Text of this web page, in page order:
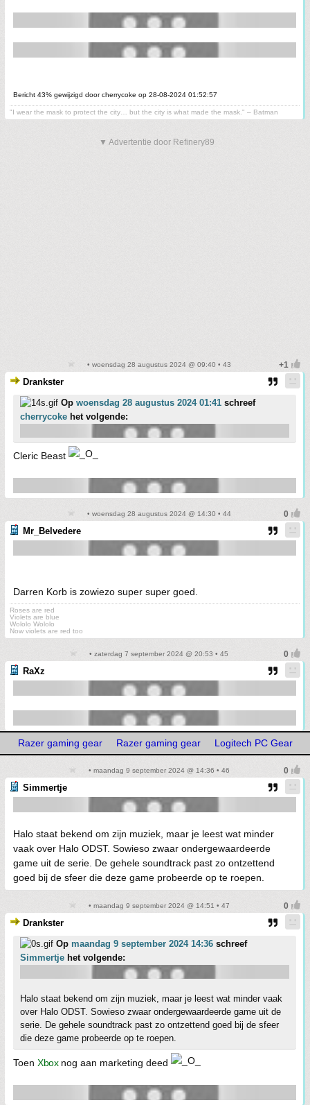
Bericht 43% gewijzigd door cherrycoke op 28-08-2024 01:52:57
"I wear the mask to protect the city… but the city is what made the mask." – Batman
▼ Advertentie door Refinery89
• woensdag 28 augustus 2024 @ 09:40 • 43
Drankster
Op woensdag 28 augustus 2024 01:41 schreef
cherrycoke het volgende:
Cleric Beast
• woensdag 28 augustus 2024 @ 14:30 • 44
Mr_Belvedere
Darren Korb is zowiezo super super goed.
Roses are red
Violets are blue
Wololo Wololo
Now violets are red too
• zaterdag 7 september 2024 @ 20:53 • 45
RaXz
Razer gaming gear Razer gaming gear Logitech PC Gear
• maandag 9 september 2024 @ 14:36 • 46
Simmertje
Halo staat bekend om zijn muziek, maar je leest wat minder
vaak over Halo ODST. Sowieso zwaar ondergewaardeerde
game uit de serie. De gehele soundtrack past zo ontzettend
goed bij de sfeer die deze game probeerde op te roepen.
• maandag 9 september 2024 @ 14:51 • 47
Drankster
Op maandag 9 september 2024 14:36 schreef
Simmertje het volgende:
Halo staat bekend om zijn muziek, maar je leest wat minder vaak
over Halo ODST. Sowieso zwaar ondergewaardeerde game uit de
serie. De gehele soundtrack past zo ontzettend goed bij de sfeer
die deze game probeerde op te roepen.
Toen Xboxnog aan marketing deed